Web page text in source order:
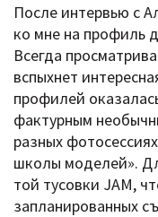
После интервью с
ко мне на профиль
Всегда
вспыхнет
профилей
фактурным
разных
школы моделей».
той тусовки JAM,
запланированных